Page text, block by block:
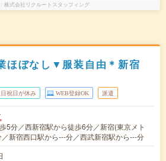
株式会社リクルートスタッフィング
ほぼなし▼服装自由＊新宿
日祝日が休み WEB登録OK 派遣
5分／西新宿駅から徒歩6分／新宿(東京メト
／新宿西口駅から---分／西武新宿駅から---分